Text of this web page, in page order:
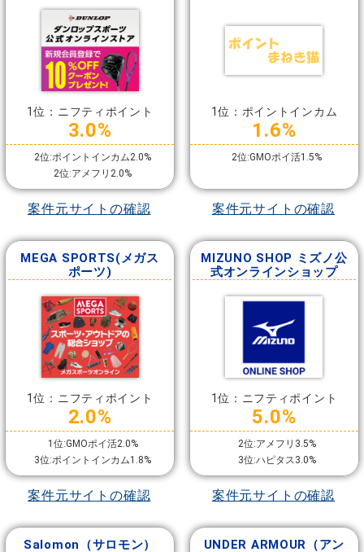
1位：ニフティポイント
3.0%
2位:ポイントインカム2.0%
2位:アメフリ2.0%
案件元サイトの確認
1位：ポイントインカム
1.6%
2位:GMOポイ活1.5%
案件元サイトの確認
MEGA SPORTS(メガス
ポーツ)
1位：ニフティポイント
2.0%
1位:GMOポイ活2.0%
3位:ポイントインカム1.8%
案件元サイトの確認
MIZUNO SHOP ミズノ公
式オンラインショップ
1位：ニフティポイント
5.0%
2位:アメフリ3.5%
3位:ハピタス3.0%
案件元サイトの確認
Salomon（サロモン）
UNDER ARMOUR（アン